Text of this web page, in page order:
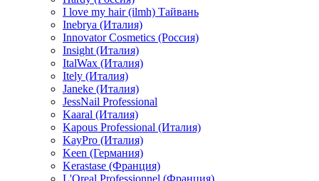
I love my hair (ilmh) Тайвань
Inebrya (Италия)
Innovator Cosmetics (Россия)
Insight (Италия)
ItalWax (Италия)
Itely (Италия)
Janeke (Италия)
JessNail Professional
Kaaral (Италия)
Kapous Professional (Италия)
KayPro (Италия)
Keen (Германия)
Kerastase (Франция)
L'Oreal Professionnel (Франция)